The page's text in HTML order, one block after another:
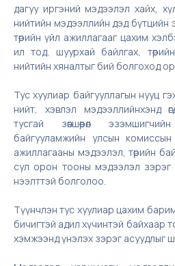
дагуу иргэний мэдээлэл хайх,
нийтийн мэдээллийн дэд бүтцийн
төрийн үйл ажиллагааг цахим
ил тод, шуурхай байлгах,
нийтийн хяналтыг бий болгоход
Тус хуулиар байгууллагын нууц
нийт, хэвлэл мэдээллийнхэнд
тусгай зөвшөөрөл
байгууламжийн улсын
ажиллагааны мэдээлэл, төрийн
сул орон тооны мэдээлэл зэрэг
нээлттэй болголоо.
Түүнчлэн тус хуулиар цахим
бичигтэй адил хүчинтэй байхаар
хэмжээнд үнэлэх зэрэг асуудлыг